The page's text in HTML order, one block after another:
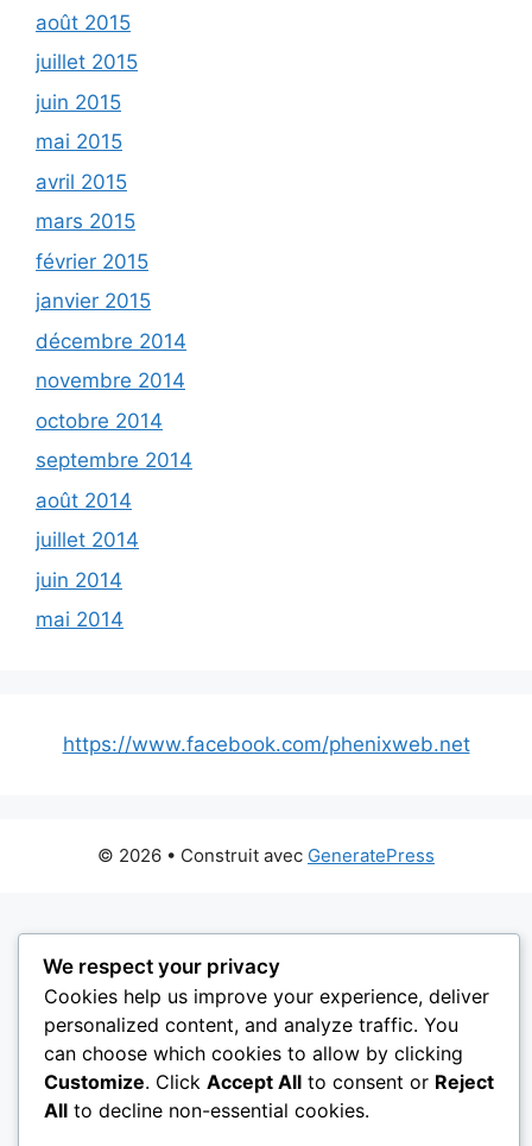
août 2015
juillet 2015
juin 2015
mai 2015
avril 2015
mars 2015
février 2015
janvier 2015
décembre 2014
novembre 2014
octobre 2014
septembre 2014
août 2014
juillet 2014
juin 2014
mai 2014
https://www.facebook.com/phenixweb.net
© 2026 • Construit avec GeneratePress
We respect your privacy
Cookies help us improve your experience, deliver
personalized content, and analyze traffic. You
can choose which cookies to allow by clicking
Customize. Click Accept All to consent or Reject
All to decline non-essential cookies.